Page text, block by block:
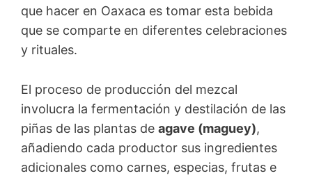
que hacer en Oaxaca es tomar esta bebida
que se comparte en diferentes celebraciones
y rituales.
El proceso de producción del mezcal
involucra la fermentación y destilación de las
piñas de las plantas de agave (maguey),
añadiendo cada productor sus ingredientes
adicionales como carnes, especias, frutas e